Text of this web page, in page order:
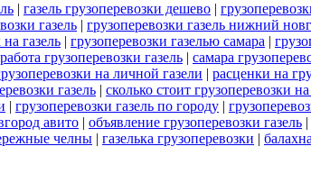
| газель грузоперевозки дешево |
газель | грузоперевозки газель нижний
газель | грузоперевозки газелью самара |
работа грузоперевозки газель | самара
на личной газели | расценки на
газель | сколько стоит грузоперевозки на
| грузоперевозки газель по городу |
авито | объявление грузоперевозки газель |
челны | газелька грузоперевозки |